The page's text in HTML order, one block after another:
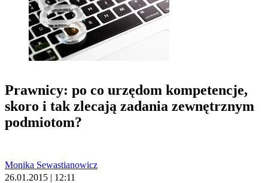
Prawnicy: po co urzędom kompetencje,
skoro i tak zlecają zadania zewnętrznym
podmiotom?
Monika Sewastianowicz
26.01.2015 | 12:11